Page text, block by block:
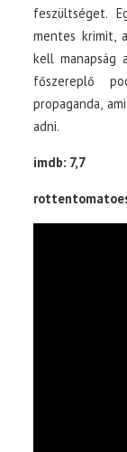
feszültséget.
mentes krimit,
kell manapság
főszereplő
propaganda,
adni.
imdb: 7,7